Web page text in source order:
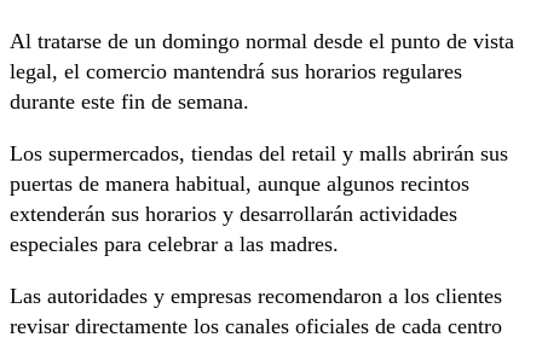
Al tratarse de un domingo normal desde el punto de vista
legal, el comercio mantendrá sus horarios regulares
durante este fin de semana.
Los supermercados, tiendas del retail y malls abrirán sus
puertas de manera habitual, aunque algunos recintos
extenderán sus horarios y desarrollarán actividades
especiales para celebrar a las madres.
Las autoridades y empresas recomendaron a los clientes
revisar directamente los canales oficiales de cada centro